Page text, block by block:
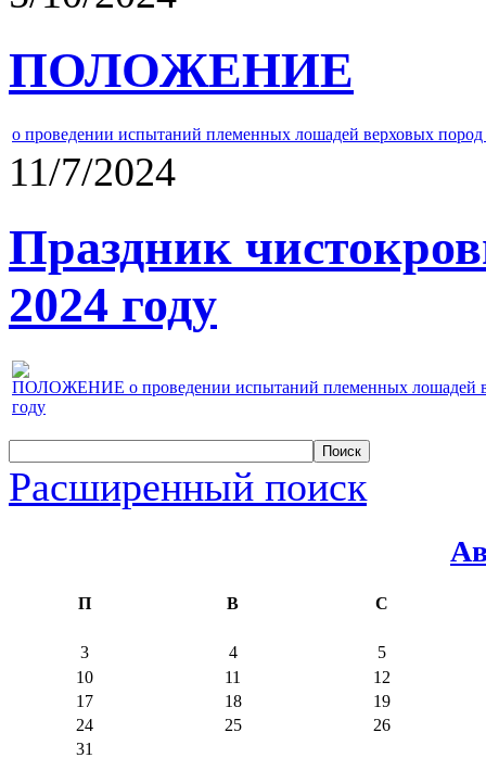
ПОЛОЖЕНИЕ
о проведении испытаний племенных лошадей верховых
11/7/2024
Праздник
2024 году
ПОЛОЖЕНИЕ о проведении испытаний племенных лошадей
году
Расширенный поиск
П В С
3 4
5
10
11
12
17
18
19
24
25
26
31